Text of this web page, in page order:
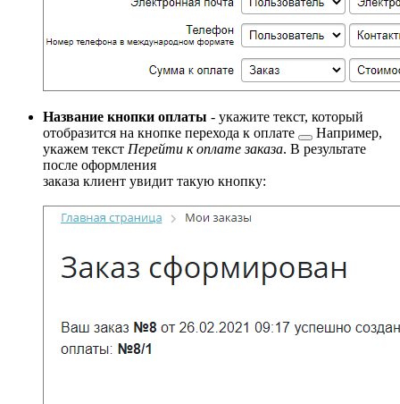
Название кнопки оплаты - укажите текст, который
отобразится на кнопке перехода к оплате
Например,
укажем текст Перейти к оплате заказа. В результате
после оформления
заказа клиент увидит такую кнопку: